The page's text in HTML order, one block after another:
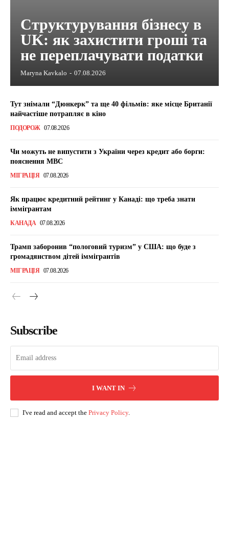
Структурування бізнесу в
UK: як захистити гроші та
не переплачувати податки
Maryna Kavkalo - 07.08.2026
Тут знімали “Дюнкерк” та ще 40 фільмів: яке місце Британії
найчастіше потрапляє в кіно
ПОДОРОЖ 07.08.2026
Чи можуть не випустити з України через кредит або борги:
пояснення МВС
МІГРАЦІЯ 07.08.2026
Як працює кредитний рейтинг у Канаді: що треба знати
іммігрантам
КАНАДА 07.08.2026
Трамп заборонив “пологовий туризм” у США: що буде з
громадянством дітей іммігрантів
МІГРАЦІЯ 07.08.2026
Subscribe
I WANT IN
I've read and accept the Privacy Policy.